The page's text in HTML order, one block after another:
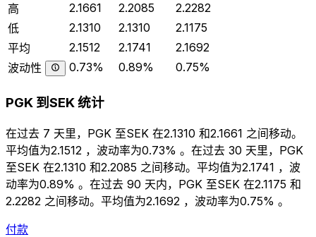
高
2.1661 2.2085
2.2282
低
2.1310 2.1310
2.1175
平均
2.1512 2.1741
2.1692
波动性
0.73% 0.89% 0.75%
PGK 到SEK 统计
在过去 7 天里，PGK 至SEK 在2.1310 和2.1661 之间移动。
平均值为2.1512 ，波动率为0.73% 。在过去 30 天里，PGK
至SEK 在2.1310 和2.2085 之间移动。平均值为2.1741 ，波
动率为0.89% 。在过去 90 天内，PGK 至SEK 在2.1175 和
2.2282 之间移动。平均值为2.1692 ，波动率为0.75% 。
付款